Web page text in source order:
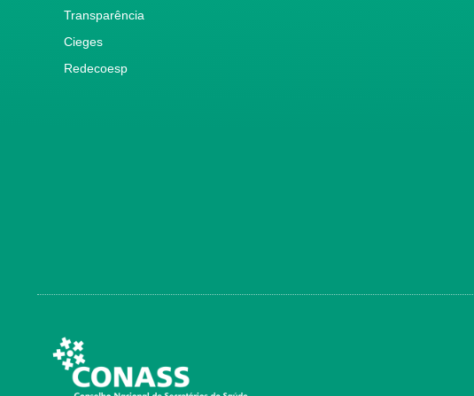
Transparência
Cieges
Redecoesp